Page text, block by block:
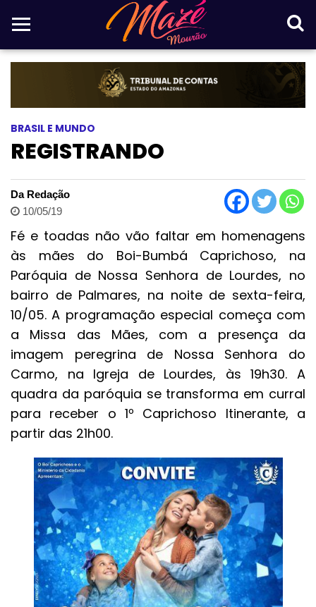
BRASIL E MUNDO
REGISTRANDO
Da Redação
10/05/19
Fé e toadas não vão faltar em homenagens
às mães do Boi-Bumbá Caprichoso, na
Paróquia de Nossa Senhora de Lourdes, no
bairro de Palmares, na noite de sexta-feira,
10/05. A programação especial começa com
a Missa das Mães, com a presença da
imagem peregrina de Nossa Senhora do
Carmo, na Igreja de Lourdes, às 19h30. A
quadra da paróquia se transforma em curral
para receber o 1º Caprichoso Itinerante, a
partir das 21h00.